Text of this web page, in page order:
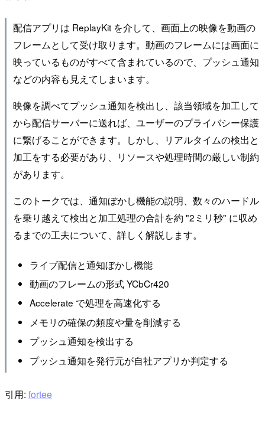
配信アプリは ReplayKit を介して、画面上の映像を動画の
フレームとして受け取ります。動画のフレームには画面に
映っているものがすべて含まれているので、プッシュ通知
などの内容も見えてしまいます。
映像を調べてプッシュ通知を検出し、該当領域を加工して
から配信サーバーに送れば、ユーザーのプライバシー保護
に繋げることができます。しかし、リアルタイムの検出と
加工をする必要があり、リソースや処理時間の厳しい制約
があります。
このトークでは、通知ぼかし機能の説明、数々のハードル
を乗り越えて検出と加工処理の合計を約 "2ミリ秒" に収め
るまでの工夫について、詳しく解説します。
ライブ配信と通知ぼかし機能
動画のフレームの形式 YCbCr420
Accelerate で処理を高速化する
メモリの確保の頻度や量を削減する
プッシュ通知を検出する
プッシュ通知を発行元が自社アプリか判定する
引用: fortee